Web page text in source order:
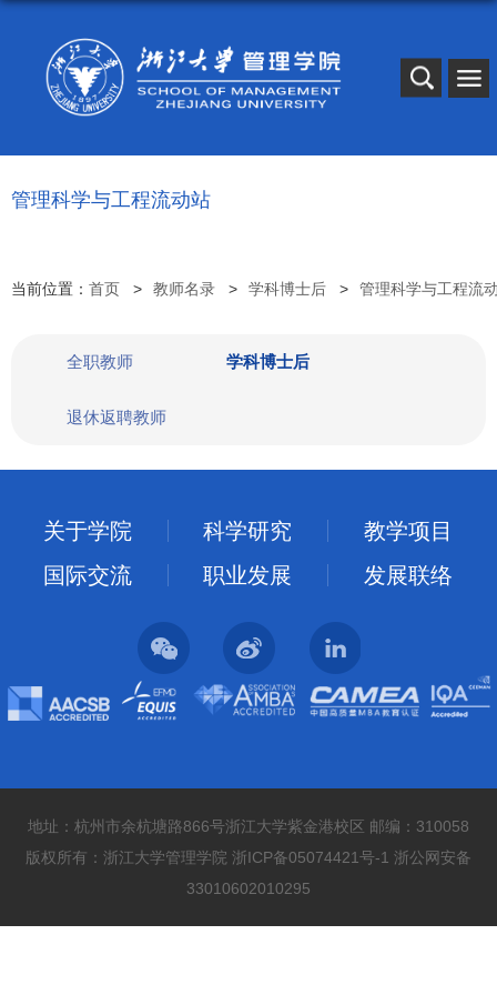
管理科学与工程流动站
当前位置： 首页 教师名录 学科博士后 管理科学与工程流
全职教师 学科博士后
退休返聘教师
关于学院 科学研究
教学项目
国际交流
职业发展 发展联络
地址：杭州市余杭塘路866号浙江大学紫金港校区 邮编：310058
版权所有：浙江大学管理学院 浙ICP备05074421号-1 浙公网安备
33010602010295